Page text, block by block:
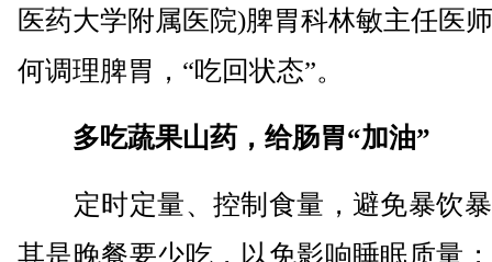
医药大学附属医院)脾胃科林敏主任医
何调理脾胃，“吃回状态”。
多吃蔬果山药，给肠胃“加油”
定时定量、控制食量，避免暴饮
其是晚餐要少吃，以免影响睡眠质量